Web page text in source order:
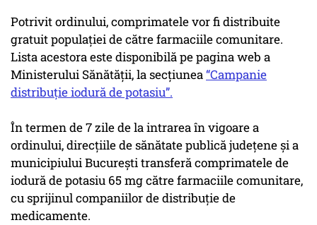
Potrivit ordinului, comprimatele vor fi distribuite
gratuit populației de către farmaciile comunitare.
Lista acestora este disponibilă pe pagina web a
Ministerului Sănătății, la secțiunea“Campanie
distribuție iodură de potasiu”.
În termen de 7 zile de la intrarea în vigoare a
ordinului, direcțiile de sănătate publică județene și a
municipiului București transferă comprimatele de
iodură de potasiu 65 mg către farmaciile comunitare,
cu sprijinul companiilor de distribuție de
medicamente.